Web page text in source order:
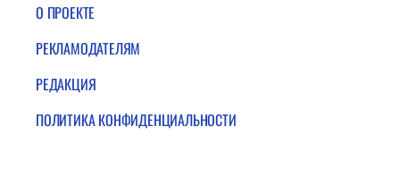
О ПРОЕКТЕ
РЕКЛАМОДАТЕЛЯМ
РЕДАКЦИЯ
ПОЛИТИКА КОНФИДЕНЦИАЛЬНОСТИ